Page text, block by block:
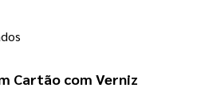
Cartão com Verniz